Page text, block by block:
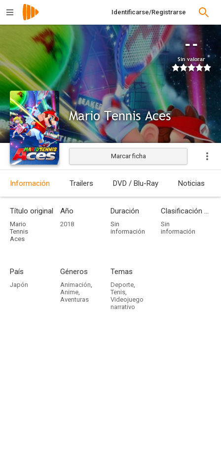
Identificarse/Registrarse
--
Sin valorar
Mario Tennis Aces
Marcar ficha
Información Trailers DVD / Blu-Ray Noticias
Título original
Mario
Tennis
Aces
Año
2018
Duración
Sin
información
Clasificación por edades
Sin
información
País
Japón
Géneros
Animación,
Anime,
Aventuras
Temas
Deporte,
Tenis,
Videojuego
narrativo